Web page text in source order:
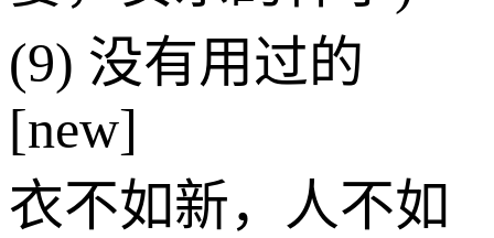
(9) 没有用过的
[new]
衣不如新，人不如